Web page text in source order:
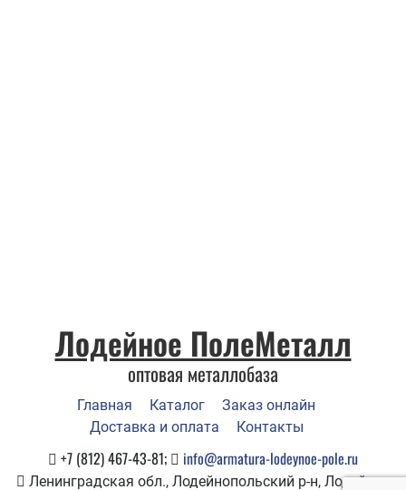
Лодейное ПолеМеталл
оптовая металлобаза
Главная Каталог
Заказ онлайн
Доставка и оплата
Контакты
+7 (812) 467-43-81; info@armatura-lodeynoe-pole.ru
Ленинградская обл., Лодейнопольский р-н, Лодейное